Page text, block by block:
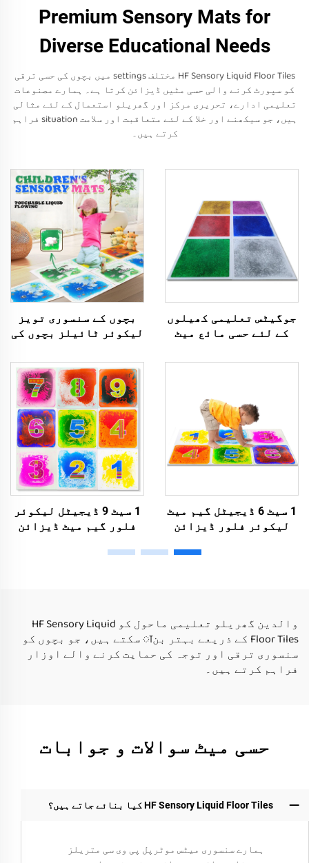
Premium Sensory Mats for
Diverse Educational Needs
HF Sensory Liquid Floor Tiles مختلف settings میں بچوں کی حسی ترقی
کو سپورٹ کرنے والی حسی مٹیں ڈیزائن کرتا ہے۔ ہمارے مصنوعات
تعلیمی ادارے، تحریری مرکز اور گھریلو استعمال کے لئے مثالی
ہیں، جو سیکھنے اور خلا کے لئے متعاقبت اور سلامت situation فراہم
کرتے ہیں۔
جوگیٹس تعلیمی کھیلوں
کے لئے حسی مائع میٹ
اتیشیہ کے لئے فجیٹ
بچوں کے سنسوری تويز
لیکوئر ٹائیلز بچوں کی
بنانے کے لئے رنگنداز
انڈور کے لئے جوڑا جا
سکتا ہے سنسوری میٹس
1 سیٹ 6 ڈیجیٹل گیم میٹ
لیکوئر فلور ڈیزائن
لئے ہوپاسکاچ کھیلنے
1 سیٹ 9 ڈیجیٹل لیکوئر
فلور گیم میٹ ڈیزائن
کے تعلیمی تويز اتیزم
والدین گھریلو تعلیمی ماحول کو HF Sensory Liquid
Floor Tiles کے ذریعے بہتر بنा سکتے ہیں، جو بچوں کو
سنسوری ترقی اور توجہ کی حمایت کرنے والے اوزار
فراہم کرتے ہیں۔
حسی میٹ سوالات و جوابات
HF Sensory Liquid Floor Tiles کیا بنائے جاتے ہیں؟
ہمارے سنسوری میٹس موٹرپل پی وی سی متریلز